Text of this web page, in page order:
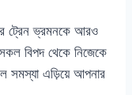
ট্রেন ভ্রমনকে আরও
বিপদ থেকে নিজেকে
সমস্যা এড়িয়ে আপনার